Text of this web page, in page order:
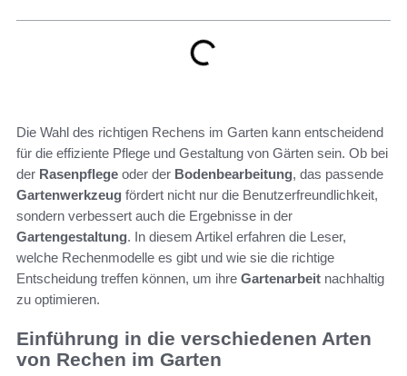
Die Wahl des richtigen Rechens im Garten kann entscheidend
für die effiziente Pflege und Gestaltung von Gärten sein. Ob bei
der Rasenpflege oder der Bodenbearbeitung, das passende
Gartenwerkzeug fördert nicht nur die Benutzerfreundlichkeit,
sondern verbessert auch die Ergebnisse in der
Gartengestaltung. In diesem Artikel erfahren die Leser,
welche Rechenmodelle es gibt und wie sie die richtige
Entscheidung treffen können, um ihre Gartenarbeit nachhaltig
zu optimieren.
Einführung in die verschiedenen Arten
von Rechen im Garten